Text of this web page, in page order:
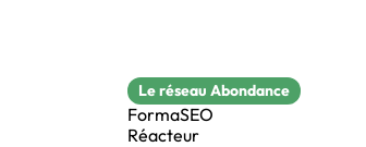
Le réseau Abondance
FormaSEO
Réacteur